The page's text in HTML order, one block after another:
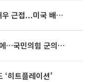
이란 “호르무즈 새 항로 합의 매우 근접...미국 배상 먼저”
우성빈 기장군수 ‘유튜브 정치’에…국민의힘 군의원들 집단 반발
히트플레이션’